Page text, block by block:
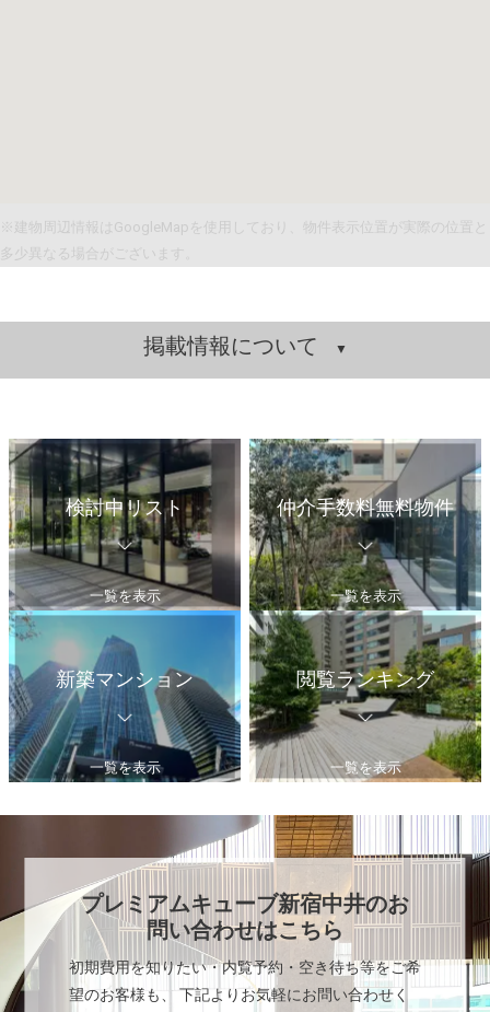
※建物周辺情報はGoogleMapを使用しており、物件表示位置が実際の位置と
多少異なる場合がございます。
掲載情報について
検討中リスト
一覧を表示
仲介手数料無料物件
一覧を表示
新築マンション
一覧を表示
閲覧ランキング
一覧を表示
プレミアムキューブ新宿中井のお
問い合わせはこちら
初期費用を知りたい・内覧予約・空き待ち等をご希
望のお客様も、 下記よりお気軽にお問い合わせく